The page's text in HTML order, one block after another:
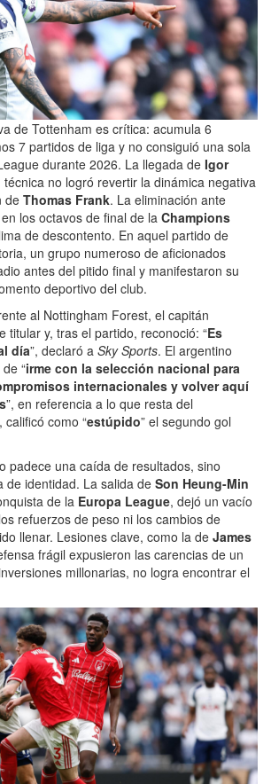
de Tottenham es crítica: acumula 6
7 partidos de liga y no consiguió una sola
durante 2026. La llegada de Igor
no logró revertir la dinámica negativa
de Thomas Frank. La eliminación ante
en los octavos de final de la Champions
de descontento. En aquel partido de
un grupo numeroso de aficionados
antes del pitido final y manifestaron su
deportivo del club.
al Nottingham Forest, el capitán
titular y, tras el partido, reconoció: “Es
día”, declaró a Sky Sports. El argentino
“irme con la selección nacional para
internacionales y volver aquí
”, en referencia a lo que resta del
como “estúpido” el segundo gol
padece una caída de resultados, sino
de identidad. La salida de Son Heung-Min
de la Europa League, dejó un vacío
refuerzos de peso ni los cambios de
llenar. Lesiones clave, como la de James
frágil expusieron las carencias de un
millonarias, no logra encontrar el